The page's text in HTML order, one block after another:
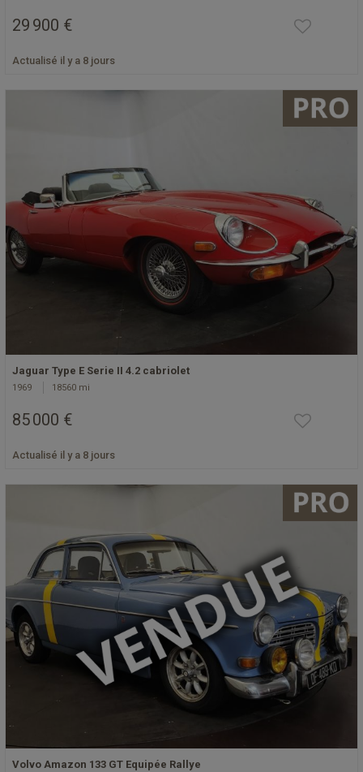
29 900 €
Actualisé il y a 8 jours
Jaguar Type E Serie II 4.2 cabriolet
1969 18560 mi
85 000 €
Actualisé il y a 8 jours
Volvo Amazon 133 GT Equipée Rallye